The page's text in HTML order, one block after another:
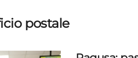
postale